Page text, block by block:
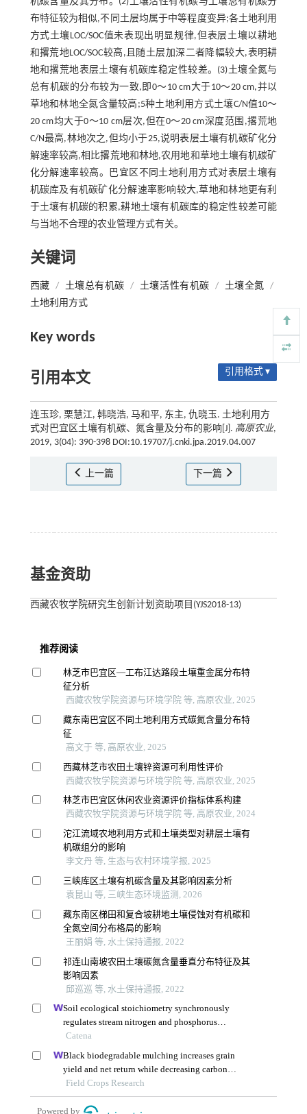
布特征较为相似,不同土层均属于中等程度变异;各土地利用
方式土壤LOC/SOC值未表现出明显规律,但表层土壤以耕地
和撂荒地LOC/SOC较高,且随土层加深二者降幅较大,表明耕
地和撂荒地表层土壤有机碳库稳定性较差。(3)土壤全氮与
总有机碳的分布较为一致,即0～10 cm大于10～20 cm,并以
草地和林地全氮含量较高;5种土地利用方式土壤C/N值10～
20 cm均大于0～10 cm层次,但在0～20 cm深度范围,撂荒地
C/N最高,林地次之,但均小于25,说明表层土壤有机碳矿化分
解速率较高,相比撂荒地和林地,农用地和草地土壤有机碳矿
化分解速率较高。巴宜区不同土地利用方式对表层土壤有
机碳库及有机碳矿化分解速率影响较大,草地和林地更有利
于土壤有机碳的积累,耕地土壤有机碳库的稳定性较差可能
与当地不合理的农业管理方式有关。
关键词
西藏 / 土壤总有机碳 / 土壤活性有机碳 / 土壤全氮
/
土地利用方式
Key words
引用本文 引用格式 ▾
连玉珍, 栗慧江, 韩晓浩, 马和平, 东主, 仇晓玉. 土地利用方
式对巴宜区土壤有机碳、氮含量及分布的影响[J]. 高原农业,
2019, 3(04): 390-398 DOI:10.19707/j.cnki.jpa.2019.04.007
上一篇 下一篇
基金资助
西藏农牧学院研究生创新计划资助项目(YJS2018-13)